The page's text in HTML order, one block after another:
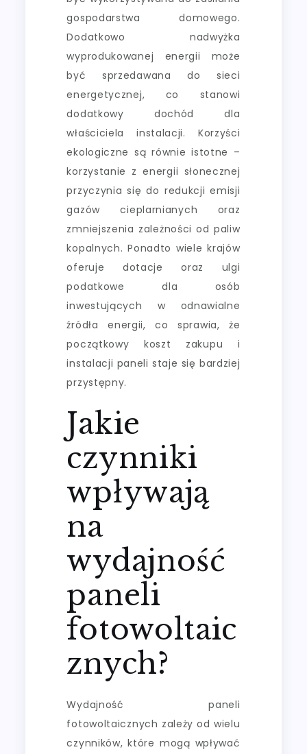
gospodarstwa domowego.
Dodatkowo nadwyżka
wyprodukowanej energii może
być sprzedawana do sieci
energetycznej, co stanowi
dodatkowy dochód dla
właściciela instalacji. Korzyści
ekologiczne są równie istotne –
korzystanie z energii słonecznej
przyczynia się do redukcji emisji
gazów cieplarnianych oraz
zmniejszenia zależności od paliw
kopalnych. Ponadto wiele krajów
oferuje dotacje oraz ulgi
podatkowe dla osób
inwestujących w odnawialne
źródła energii, co sprawia, że
początkowy koszt zakupu i
instalacji paneli staje się bardziej
przystępny.
Jakie
czynniki
wpływają
na
wydajność
paneli
fotowoltaic
znych?
Wydajność paneli
fotowoltaicznych zależy od wielu
czynników, które mogą wpływać